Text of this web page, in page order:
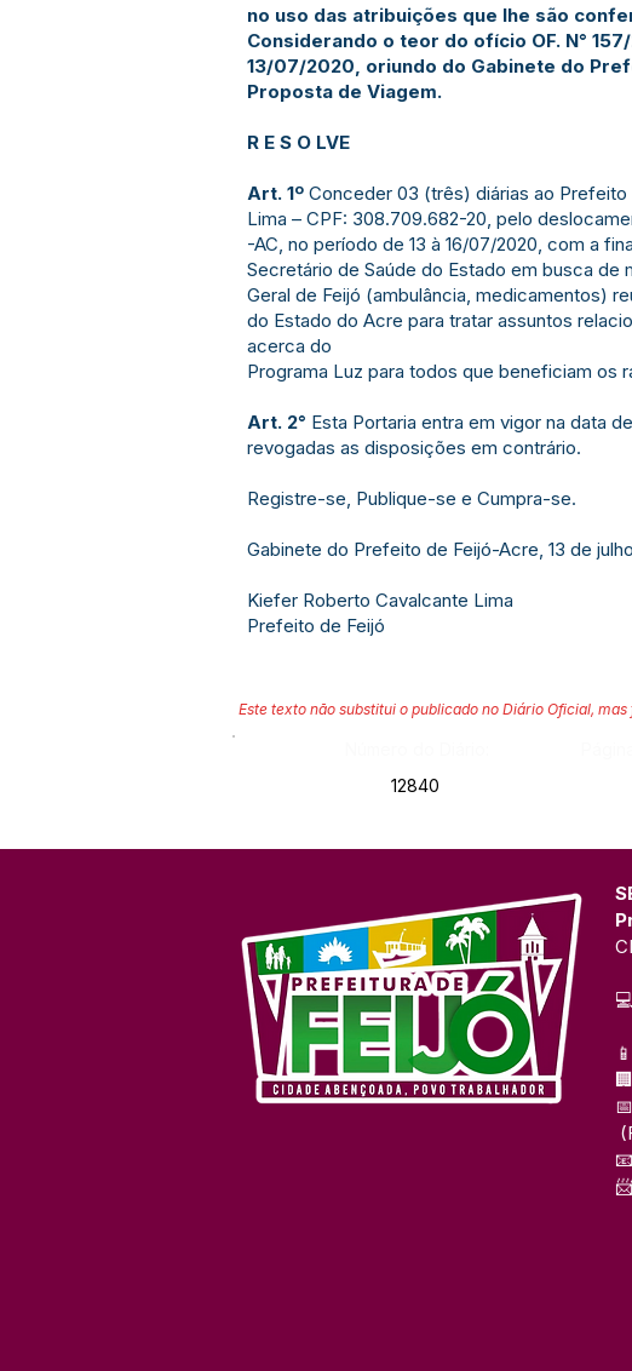
no uso das atribuições que lhe são
Considerando o teor do ofício OF. N°
13/07/2020, oriundo do Gabinete do
Proposta de Viagem.
R E S O LVE
Art. 1º Conceder 03 (três) diárias ao
Lima – CPF: 308.709.682-20, pelo
-AC, no período de 13 à 16/07/2020, com a
Secretário de Saúde do Estado em busca de
Geral de Feijó (ambulância, medicamentos)
do Estado do Acre para tratar assuntos
acerca do
Programa Luz para todos que beneficiam os
Art. 2° Esta Portaria entra em vigor na data
revogadas as disposições em contrário.
Registre-se, Publique-se e Cumpra-se.
Gabinete do Prefeito de Feijó-Acre, 13 de
Kiefer Roberto Cavalcante Lima
Prefeito de Feijó
Este texto não substitui o publicado no Diário Oficial,
12840
📧